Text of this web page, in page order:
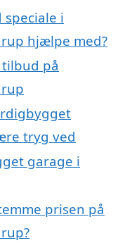
speciale i
hjælpe med?
på
tryg ved
garage i
prisen på